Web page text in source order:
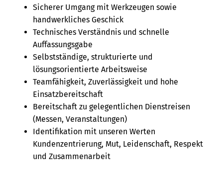
Sicherer Umgang mit Werkzeugen sowie
handwerkliches Geschick
Technisches Verständnis und schnelle
Auffassungsgabe
Selbstständige, strukturierte und
lösungsorientierte Arbeitsweise
Teamfähigkeit, Zuverlässigkeit und hohe
Einsatzbereitschaft
Bereitschaft zu gelegentlichen Dienstreisen
(Messen, Veranstaltungen)
Identifikation mit unseren Werten
Kundenzentrierung, Mut, Leidenschaft, Respekt
und Zusammenarbeit